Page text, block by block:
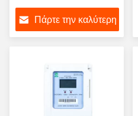
με περιοχή συχνοτήτων
50-60 Hz και παροχή
ρεύματος AC/DC
Πάρτε την καλύτερη